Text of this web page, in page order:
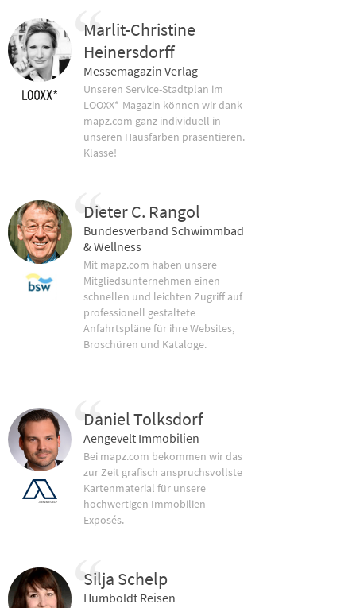
Marlit-Christine
Heinersdorff
Messemagazin Verlag
Unseren Service-Stadtplan im
LOOXX*-Magazin können wir dank
mapz.com ganz individuell in
unseren Hausfarben präsentieren.
Klasse!
Dieter C. Rangol
Bundesverband Schwimmbad
& Wellness
Mit mapz.com haben unsere
Mitgliedsunternehmen einen
schnellen und leichten Zugriff auf
professionell gestaltete
Anfahrtspläne für ihre Websites,
Broschüren und Kataloge.
Daniel Tolksdorf
Aengevelt Immobilien
Bei mapz.com bekommen wir das
zur Zeit grafisch anspruchsvollste
Kartenmaterial für unsere
hochwertigen Immobilien-
Exposés.
Silja Schelp
Humboldt Reisen